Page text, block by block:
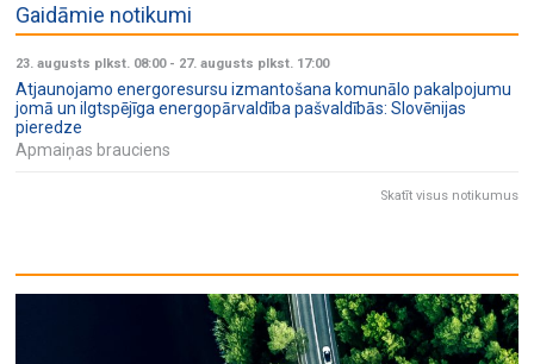
Gaidāmie notikumi
23. augusts plkst. 08:00- 27. augusts plkst. 17:00
Atjaunojamo energoresursu izmantošana komunālo pakalpojumu
jomā un ilgtspējīga energopārvaldība pašvaldībās: Slovēnijas
pieredze
Apmaiņas brauciens
Skatīt visus notikumus